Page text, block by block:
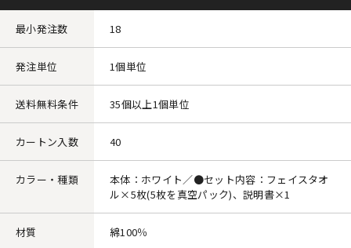
最小発注数 18
発注単位 1個単位
送料無料条件 35個以上1個単位
カートン入数 40
カラー・種類
本体：ホワイト／●セット内容：フェイスタオ
ル×5枚(5枚を真空パック)、説明書×1
材質 綿100％